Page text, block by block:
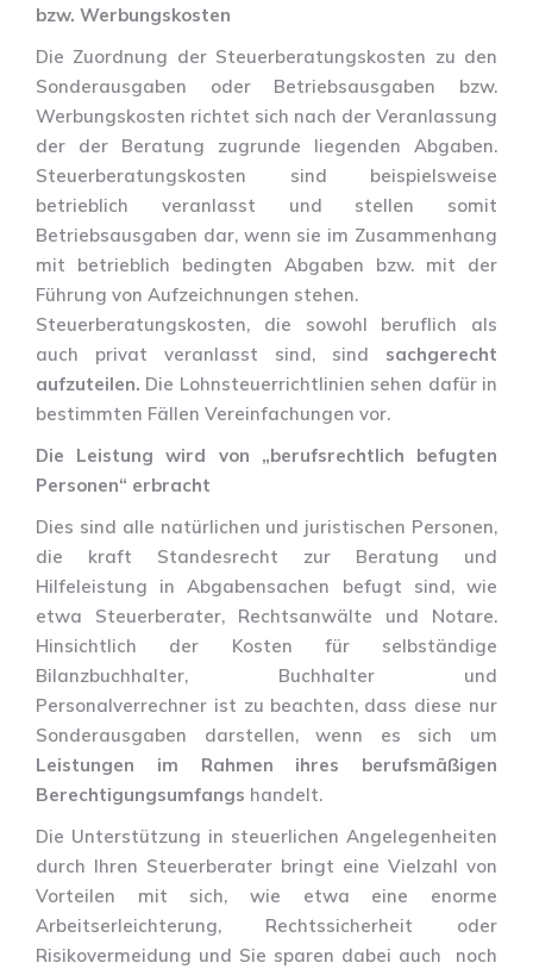
bzw. Werbungskosten
Die Zuordnung der Steuerberatungskosten zu den
Sonderausgaben oder Betriebsausgaben bzw.
Werbungskosten richtet sich nach der Veranlassung
der der Beratung zugrunde liegenden Abgaben.
Steuerberatungskosten sind beispielsweise
betrieblich veranlasst und stellen somit
Betriebsausgaben dar, wenn sie im Zusammenhang
mit betrieblich bedingten Abgaben bzw. mit der
Führung von Aufzeichnungen stehen.
Steuerberatungskosten, die sowohl beruflich als
auch privat veranlasst sind, sind sachgerecht
aufzuteilen. Die Lohnsteuerrichtlinien sehen dafür in
bestimmten Fällen Vereinfachungen vor.
Die Leistung wird von „berufsrechtlich befugten
Personen“ erbracht
Dies sind alle natürlichen und juristischen Personen,
die kraft Standesrecht zur Beratung und
Hilfeleistung in Abgabensachen befugt sind, wie
etwa Steuerberater, Rechtsanwälte und Notare.
Hinsichtlich der Kosten für selbständige
Bilanzbuchhalter, Buchhalter und
Personalverrechner ist zu beachten, dass diese nur
Sonderausgaben darstellen, wenn es sich um
Leistungen im Rahmen ihres berufsmäßigen
Berechtigungsumfangs handelt.
Die Unterstützung in steuerlichen Angelegenheiten
durch Ihren Steuerberater bringt eine Vielzahl von
Vorteilen mit sich, wie etwa eine enorme
Arbeitserleichterung, Rechtssicherheit oder
Risikovermeidung und Sie sparen dabei auch noch